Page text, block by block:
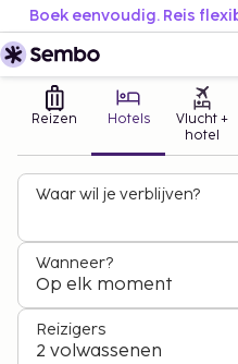
Boek eenvoudig. Reis
Reizen Hotels
Vlucht +
hotel
Waar wil je verblijven?
Wanneer?
Op elk moment
Reizigers
2 volwassenen